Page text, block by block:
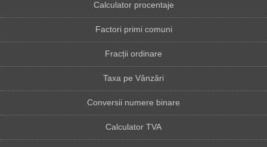
Calculator procentaje
Factori primi comuni
Fracții ordinare
Taxa pe Vânzări
Conversii numere binare
Calculator TVA